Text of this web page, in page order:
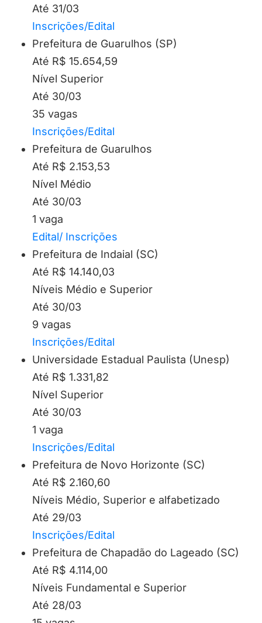
Até 31/03
Inscrições/Edital
Prefeitura de Guarulhos (SP)
Até R$ 15.654,59
Nível Superior
Até 30/03
35 vagas
Inscrições/Edital
Prefeitura de Guarulhos
Até R$ 2.153,53
Nível Médio
Até 30/03
1 vaga
Edital/ Inscrições
Prefeitura de Indaial (SC)
Até R$ 14.140,03
Níveis Médio e Superior
Até 30/03
9 vagas
Inscrições/Edital
Universidade Estadual Paulista (Unesp)
Até R$ 1.331,82
Nível Superior
Até 30/03
1 vaga
Inscrições/Edital
Prefeitura de Novo Horizonte (SC)
Até R$ 2.160,60
Níveis Médio, Superior e alfabetizado
Até 29/03
Inscrições/Edital
Prefeitura de Chapadão do Lageado (SC)
Até R$ 4.114,00
Níveis Fundamental e Superior
Até 28/03